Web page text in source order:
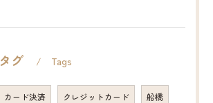
タグ Tags
カード決済 クレジットカード 船橋